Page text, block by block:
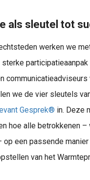
als sleutel tot
werken we
sterke
communicatieadviseurs
we de vier sleutels
Gesprek® in. Deze
hoe alle betrokkenen –
op een passende
van het